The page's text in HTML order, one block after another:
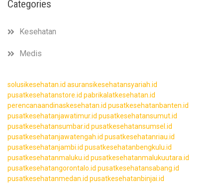
Categories
Kesehatan
Medis
solusikesehatan.id asuransikesehatansyariah.id
pusatkesehatanstore.id pabrikalatkesehatan.id
perencanaandinaskesehatan.id pusatkesehatanbanten.id
pusatkesehatanjawatimur.id pusatkesehatansumut.id
pusatkesehatansumbar.id pusatkesehatansumsel.id
pusatkesehatanjawatengah.id pusatkesehatanriau.id
pusatkesehatanjambi.id pusatkesehatanbengkulu.id
pusatkesehatanmaluku.id pusatkesehatanmalukuutara.id
pusatkesehatangorontalo.id pusatkesehatansabang.id
pusatkesehatanmedan.id pusatkesehatanbinjai.id